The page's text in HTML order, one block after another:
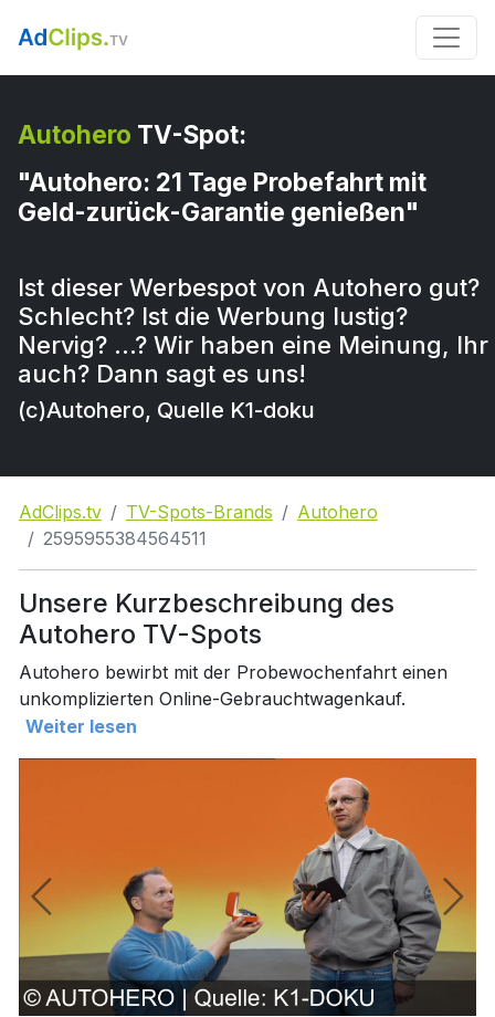
Autohero TV-Spot:
"Autohero: 21 Tage Probefahrt mit
Geld-zurück-Garantie genießen"
Ist dieser Werbespot von Autohero gut?
Schlecht? Ist die Werbung lustig?
Nervig? …? Wir haben eine Meinung, Ihr
auch? Dann sagt es uns!
(c)Autohero, Quelle K1-doku
AdClips.tv TV-Spots-Brands
Autohero
2595955384564511
Unsere Kurzbeschreibung des
Autohero TV-Spots
Autohero bewirbt mit der Probewochenfahrt einen
unkomplizierten Online-Gebrauchtwagenkauf.
Weiter lesen